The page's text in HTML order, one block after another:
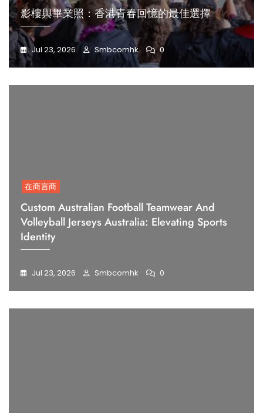
影樓與畢業照：香港青春回憶的最佳選擇
Jul 23, 2026 Smbcomhk 0
在商言商
Custom Australian Football Teamwear And
Volleyball Jerseys Australia: Elevating Sports
Identity
Jul 23, 2026 Smbcomhk 0